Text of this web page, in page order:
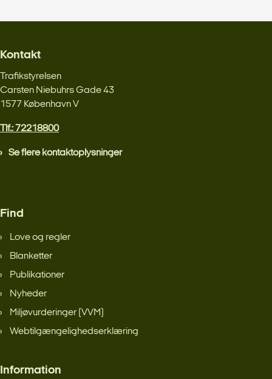
Kontakt
Trafikstyrelsen
Carsten Niebuhrs Gade 43
1577 København V
Tlf.: 72218800
Se flere kontaktoplysninger
Find
Love og regler
Blanketter
Publikationer
Nyheder
Miljøvurderinger (VVM)
Webtilgængelighedserklæring
Information